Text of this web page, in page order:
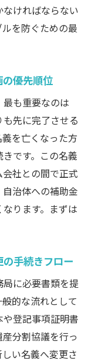
となる銀行振
を最大化する
税措置を組
要な領収書と
ければならない
を防ぐための最
優先順位
も重要なのは
も先に完了させる
を亡くなった方
です。この名義
社との間で正式
治体への補助金
ります。まずは
手続きフロー
に必要書類を提
的な流れとして
登記事項証明書
分割協議を行っ
い名義へ変更さ